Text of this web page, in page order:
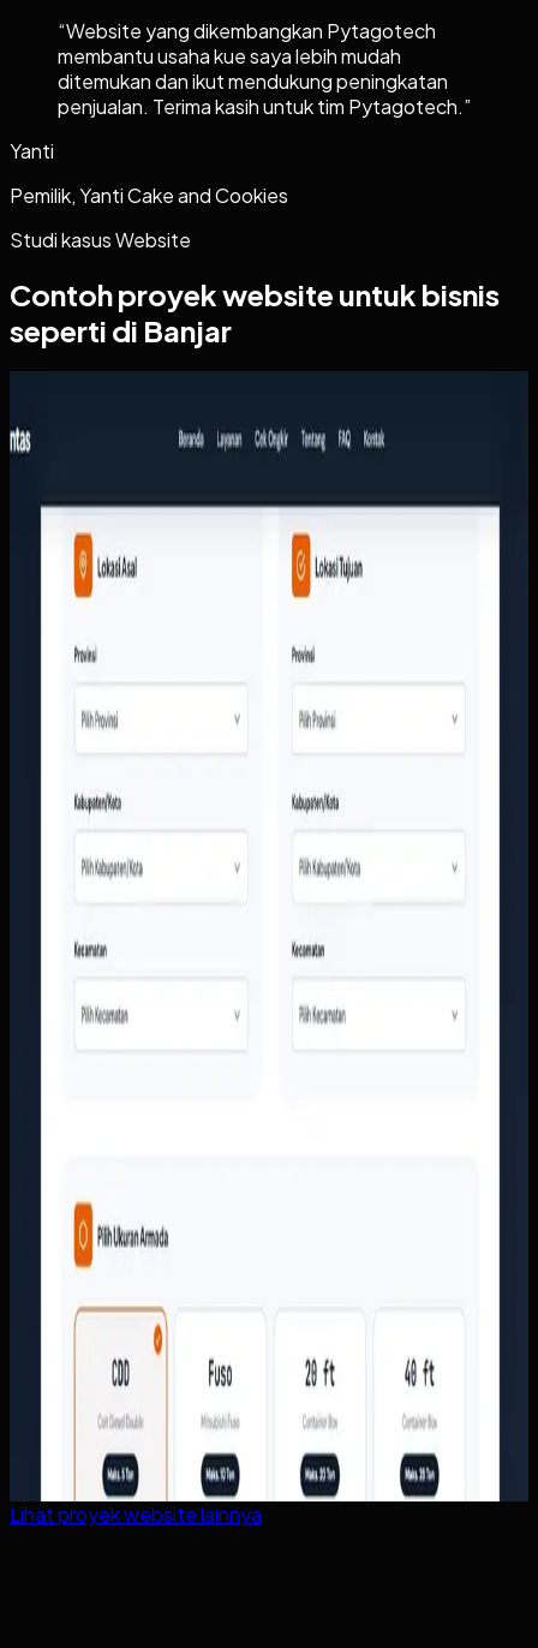
“Website yang dikembangkan Pytagotech
membantu usaha kue saya lebih mudah
ditemukan dan ikut mendukung peningkatan
penjualan. Terima kasih untuk tim Pytagotech.”
Yanti
Pemilik, Yanti Cake and Cookies
Studi kasusWebsite
Contoh proyekwebsite untuk bisnis
seperti di Banjar
Arthalintas
Sebelumnya
Tim layanan pelanggan terlalu sering menjawab
pertanyaan dasar seperti ongkir, cakupan kota, dan jenis
tampilan digital yang lebih meyakinkan agar calon
Kami membangun website responsif dengan kalkulator
ongkir, struktur layanan yang jelas, dan CTA yang langsung
bukti kerja perusahaan ditata supaya calon pelanggan bisa
Baca studi kasus lengkap
Lihat proyekwebsitelainnya